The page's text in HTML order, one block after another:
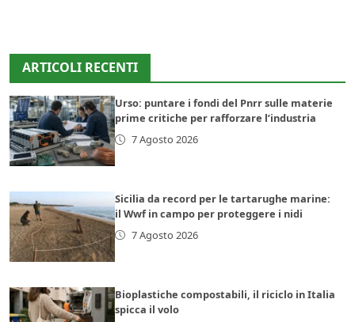
ARTICOLI RECENTI
Urso: puntare i fondi del Pnrr sulle materie
prime critiche per rafforzare l’industria
7 Agosto 2026
Sicilia da record per le tartarughe marine:
il Wwf in campo per proteggere i nidi
7 Agosto 2026
Bioplastiche compostabili, il riciclo in Italia
spicca il volo